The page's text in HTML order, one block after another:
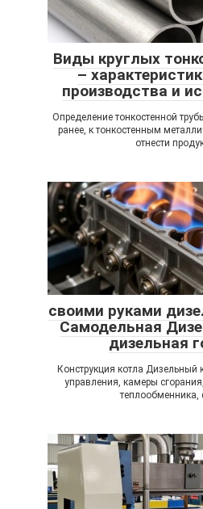
Виды круглых
–
производства и
Определение тонкостенной
ранее, к тонкостенным
отнести
своими руками
Самодельная
дизельная
Конструкция котла Дизельный
управления, камеры
теплообменника,